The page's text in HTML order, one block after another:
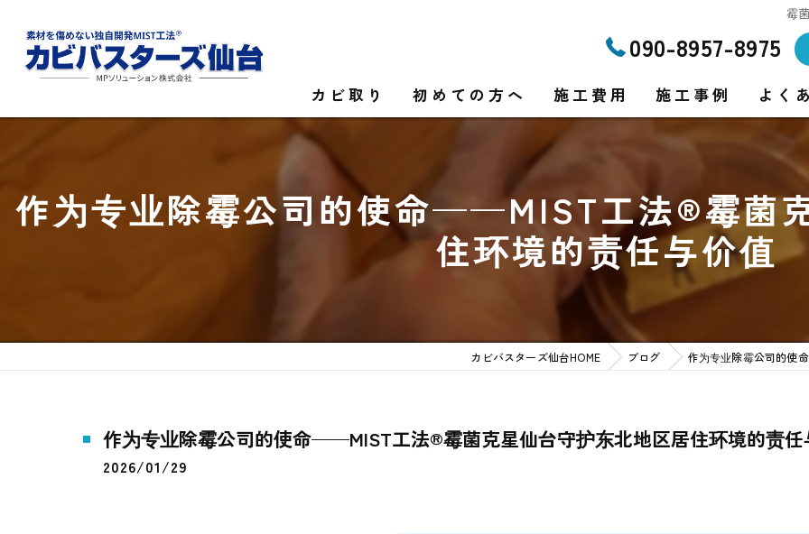
霉
090-8957-8975
カビ取り
カビ菌検査
家庭のカビ取り
施設のカビ取り
初めての方へ 施工費用 施工事例 よく
作为专业除霉公司的使命——MIST工法®霉菌
住环境的责任与价值
カビバスターズ仙台HOME ブログ 作为专业除霉公司的使
作为专业除霉公司的使命——MIST工法®霉菌克星仙台守护东北地区居住环境的责任
2026/01/29